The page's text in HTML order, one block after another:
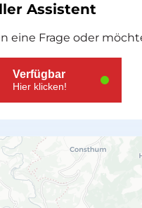
Assistent
eine Frage oder
Verfügbar
Hier klicken!